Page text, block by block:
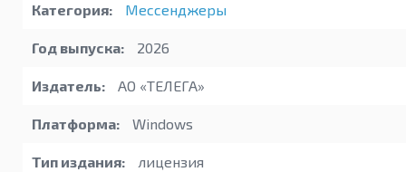
Категория: Мессенджеры
Год выпуска: 2026
Издатель: АО «ТЕЛЕГА»
Платформа: Windows
Тип издания: лицензия